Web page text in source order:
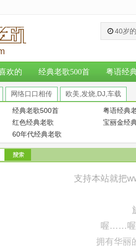
40岁
欢的 经典老歌500首 粤语经
网络口口相传 欧美,发烧,DJ,车载
经典老歌500首 粤语经典
红色经典老歌 宝丽金经
60年代经典老歌
支持本站就把
喔……
拥有华丽